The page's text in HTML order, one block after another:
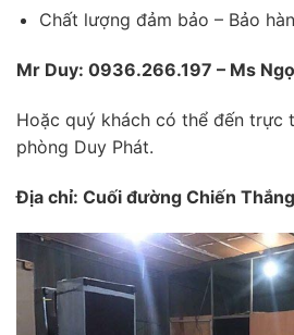
Chất lượng đảm bảo – Bảo
Mr Duy: 0936.266.197 – Ms
Hoặc quý khách có thể đến trực
phòng Duy Phát.
Địa chỉ: Cuối đường Chiến